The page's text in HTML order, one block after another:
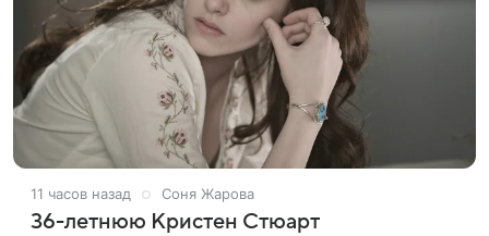
11 часов назад Соня Жарова
36-летнюю Кристен Стюарт